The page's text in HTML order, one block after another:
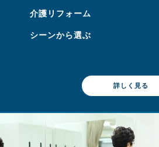
介護リフォーム
シーンから選ぶ
詳しく見る